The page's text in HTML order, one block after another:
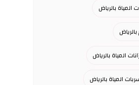
بالرياض
المياة بالرياض
المياة بالرياض